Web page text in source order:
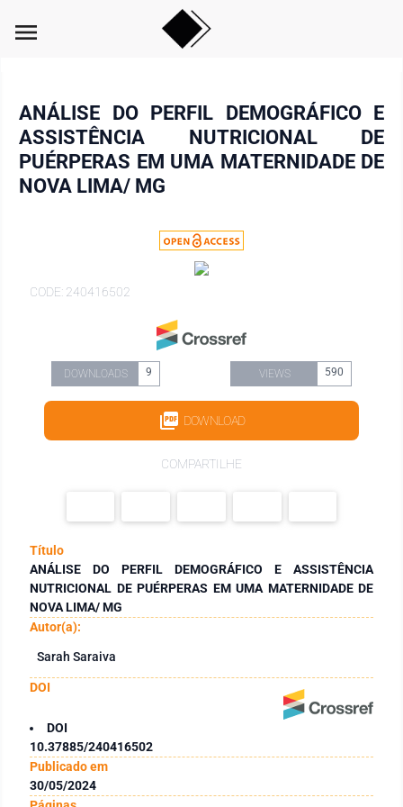
menu
ANÁLISE DO PERFIL DEMOGRÁFICO E
ASSISTÊNCIA NUTRICIONAL DE
PUÉRPERAS EM UMA MATERNIDADE DE
NOVA LIMA/ MG
CODE: 240416502
DOWNLOADS 9 VIEWS 590
DOWNLOAD
COMPARTILHE
Título
ANÁLISE DO PERFIL DEMOGRÁFICO E ASSISTÊNCIA
NUTRICIONAL DE PUÉRPERAS EM UMA MATERNIDADE DE
NOVA LIMA/ MG
Autor(a):
Sarah Saraiva
DOI
DOI
10.37885/240416502
Publicado em
30/05/2024